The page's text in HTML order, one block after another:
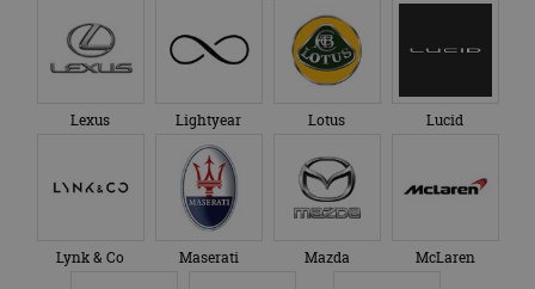
Lexus Lightyear Lotus Lucid
Lynk & Co Maserati Mazda McLaren